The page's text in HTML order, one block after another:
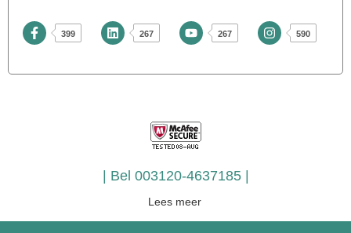
399 267 267 590
| Bel 003120-4637185|
Lees meer